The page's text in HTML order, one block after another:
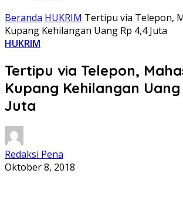
Beranda HUKRIM Tertipu via Telepon,
Kupang Kehilangan Uang Rp 4,4 Juta
HUKRIM
Tertipu via Telepon,
Kupang Kehilangan
Juta
Redaksi Pena
Oktober 8, 2018